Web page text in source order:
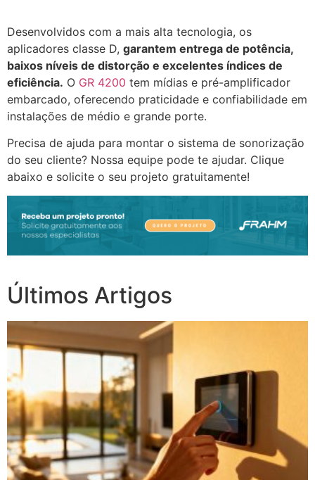
Desenvolvidos com a mais alta tecnologia, os
aplicadores classe D, garantem entrega de potência,
baixos níveis de distorção e excelentes índices de
eficiência. O GR 4200 tem mídias e pré-amplificador
embarcado, oferecendo praticidade e confiabilidade em
instalações de médio e grande porte.
Precisa de ajuda para montar o sistema de sonorização
do seu cliente? Nossa equipe pode te ajudar. Clique
abaixo e solicite o seu projeto gratuitamente!
Últimos Artigos